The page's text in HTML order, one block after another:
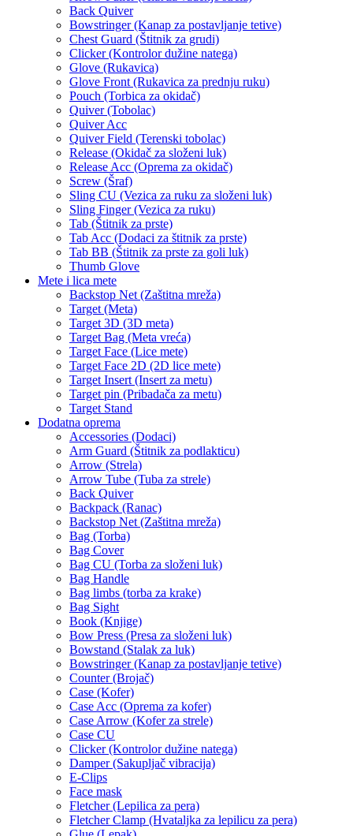
Back Quiver
Bowstringer (Kanap za postavljanje tetive)
Chest Guard (Štitnik za grudi)
Clicker (Kontrolor dužine natega)
Glove (Rukavica)
Glove Front (Rukavica za prednju ruku)
Pouch (Torbica za okidač)
Quiver (Tobolac)
Quiver Acc
Quiver Field (Terenski tobolac)
Release (Okidač za složeni luk)
Release Acc (Oprema za okidač)
Screw (Šraf)
Sling CU (Vezica za ruku za složeni luk)
Sling Finger (Vezica za ruku)
Tab (Štitnik za prste)
Tab Acc (Dodaci za štitnik za prste)
Tab BB (Štitnik za prste za goli luk)
Thumb Glove
Mete i lica mete
Backstop Net (Zaštitna mreža)
Target (Meta)
Target 3D (3D meta)
Target Bag (Meta vreća)
Target Face (Lice mete)
Target Face 2D (2D lice mete)
Target Insert (Insert za metu)
Target pin (Pribadača za metu)
Target Stand
Dodatna oprema
Accessories (Dodaci)
Arm Guard (Štitnik za podlakticu)
Arrow (Strela)
Arrow Tube (Tuba za strele)
Back Quiver
Backpack (Ranac)
Backstop Net (Zaštitna mreža)
Bag (Torba)
Bag Cover
Bag CU (Torba za složeni luk)
Bag Handle
Bag limbs (torba za krake)
Bag Sight
Book (Knjige)
Bow Press (Presa za složeni luk)
Bowstand (Stalak za luk)
Bowstringer (Kanap za postavljanje tetive)
Counter (Brojač)
Case (Kofer)
Case Acc (Oprema za kofer)
Case Arrow (Kofer za strele)
Case CU
Clicker (Kontrolor dužine natega)
Damper (Sakupljač vibracija)
E-Clips
Face mask
Fletcher (Lepilica za pera)
Fletcher Clamp (Hvataljka za lepilicu za pera)